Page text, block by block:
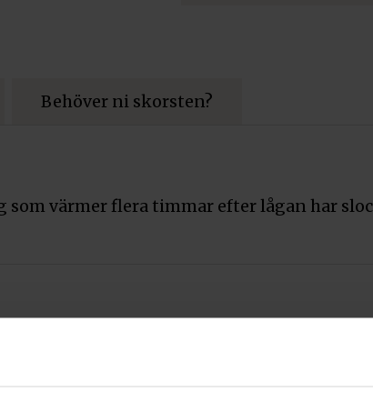
Behöver ni skorsten?
som värmer flera timmar efter lågan har